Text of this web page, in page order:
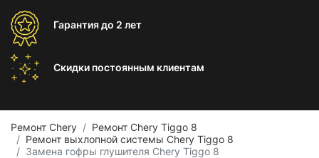
Гарантиядо 2 лет
Скидки постоянным клиентам
Ремонт Chery
Ремонт Chery Tiggo 8
Ремонт выхлопной системы Chery Tiggo 8
Замена гофры глушителя Chery Tiggo 8